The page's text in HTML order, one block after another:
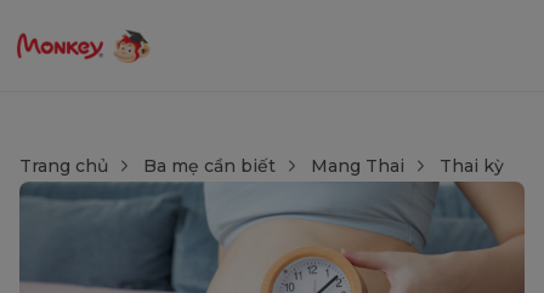
Trang chủ Ba mẹ cần biết Mang Thai Thai kỳ